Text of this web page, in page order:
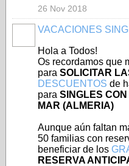
26 Nov 2018
VACACIONES
Hola a Todos!
Os recordamos que
para SOLICITAR
DESCUENTOS de
para SINGLES CON
MAR (ALMERIA)
Aunque aún faltan
50 familias con
beneficiar de los
RESERVA